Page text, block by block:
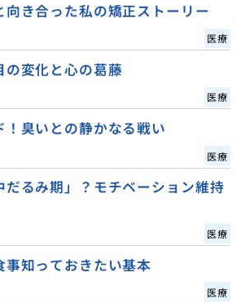
向き合った私の矯正ストーリー
医療
の変化と心の葛藤
医療
！臭いとの静かなる戦い
医療
だるみ期」？モチベーション維持
医療
事知っておきたい基本
医療